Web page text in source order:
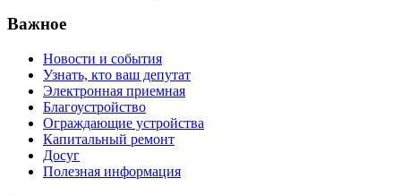
Важное
Новости и события
Узнать, кто ваш депутат
Электронная приемная
Благоустройство
Ограждающие устройства
Капитальный ремонт
Досуг
Полезная информация